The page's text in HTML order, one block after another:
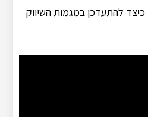
כיצד להתעדכן במגמות השיווק